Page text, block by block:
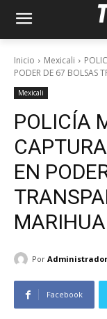
Inicio Mexicali
PODER DE 67 BOLSAS
Mexicali
POLICÍA
EN
Por Administrador
Facebook